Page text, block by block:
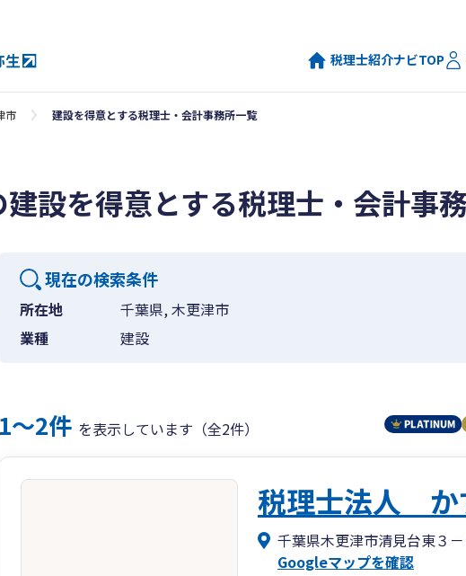
税理士紹介ナビTOP
市 建設を得意とする税理士・会計事務所一覧
設を得意とする税理士・会計事
現在の検索条件
所在地
千葉県, 木更津市
業種
建設
1〜2件 を表示しています（全2件）
税理士法人 か
千葉県木更津市清見台東３
Googleマップを確認